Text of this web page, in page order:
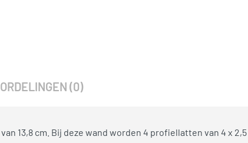
(0)
13,8 cm. Bij deze wand worden 4 profiellatten van 4 x